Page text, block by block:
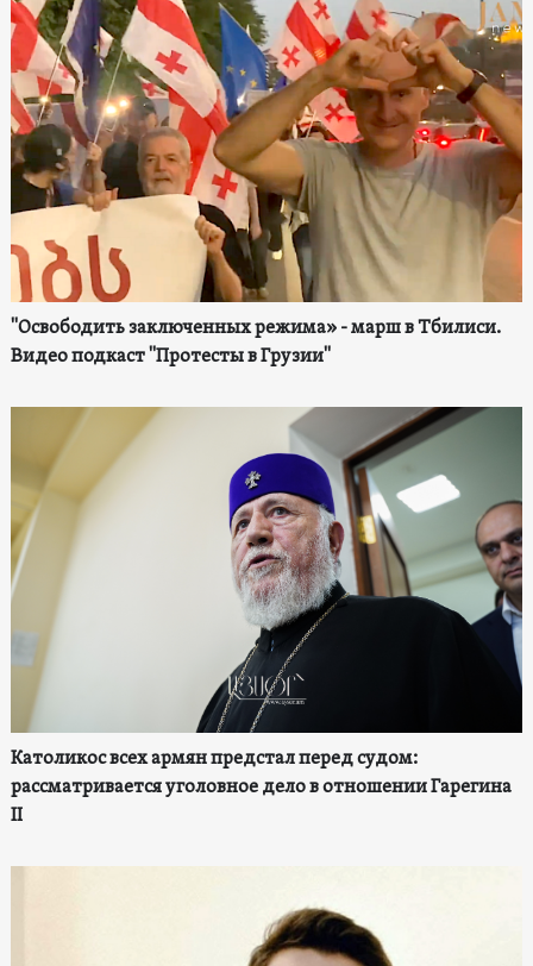
"Освободить заключенных режима» - марш в Тбилиси.
Видео подкаст "Протесты в Грузии"
Католикос всех армян предстал перед судом:
рассматривается уголовное дело в отношении Гарегина
II